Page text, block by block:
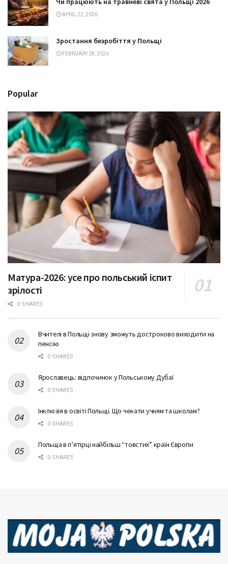
APRIL 22, 2026
Зростання безробіття у Польщі
FEBRUARY 28, 2026
Popular
Матура-2026: усе про польський іспит
зрілості
0 SHARES
Вчителі в Польщі знову зможуть достроково виходити на
пенсію
0 SHARES
Ярославець: відпочинок у Польському Дубаї
0 SHARES
Інклюзія в освіті Польщі. Що чекати учням та школам?
0 SHARES
Польща в п’ятірці найбільш “товстих” країн Європи
0 SHARES